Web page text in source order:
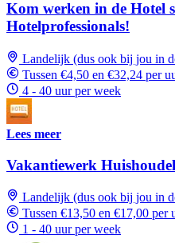
Kom werken in de Hotel
Hotelprofessionals!
Landelijk (dus ook bij jou in
Tussen €4,50 en €32,24 per
4 - 40 uur per week
Lees meer
Vakantiewerk
Landelijk (dus ook bij jou in
Tussen €13,50 en €17,00 per
1 - 40 uur per week